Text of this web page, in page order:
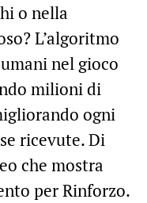
o nella
L’algoritmo
nel gioco
milioni di
ogni
ricevute. Di
che mostra
per Rinforzo.